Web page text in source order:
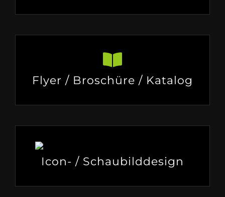
Flyer / Broschüre / Katalog
Icon- / Schaubilddesign